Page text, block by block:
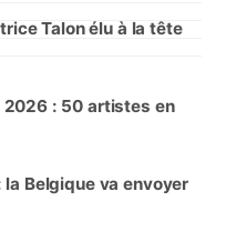
Talon élu à la tête
2026 : 50 artistes en
la Belgique va envoyer